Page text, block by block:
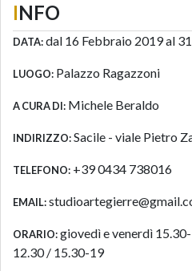
INFO
DATA:dal 16 Febbraio 2019 al
LUOGO: Palazzo Ragazzoni
A CURA DI: Michele Beraldo
INDIRIZZO:Sacile - viale Pietro
TELEFONO: +39 0434 738016
EMAIL:
ORARIO:giovedì e venerdì
12.30 / 15.30-19